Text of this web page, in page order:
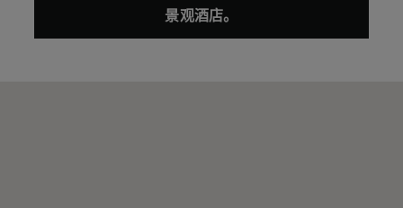
景观酒店。